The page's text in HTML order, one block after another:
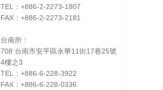
TEL：+886-2-2273-1807
FAX：+886-2-2273-2181
台南所：
708 台南市安平區永華11街17巷25號
4樓之3
TEL：+886-6-228-3922
FAX：+886-6-228-0336